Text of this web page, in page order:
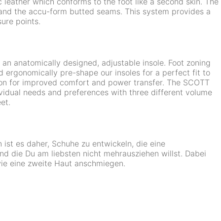
the accu-form butted seams. This system provides a
points.
anatomically designed, adjustable insole. Foot zoning
ergonomically pre-shape our insoles for a perfect fit to
for improved comfort and power transfer. The SCOTT
needs and preferences with three different volume
es daher, Schuhe zu entwickeln, die eine
die Du am liebsten nicht mehrausziehen willst. Dabei
eine zweite Haut anschmiegen.